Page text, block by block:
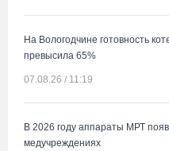
На Вологодчине готовность
превысила 65%
07.08.26 / 11:19
В 2026 году аппараты МРТ
медучреждениях